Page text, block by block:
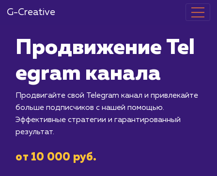
G-Creative
egram
Продвигайте свой Telegram канал и
больше подписчиков с нашей
Эффективные стратегии и